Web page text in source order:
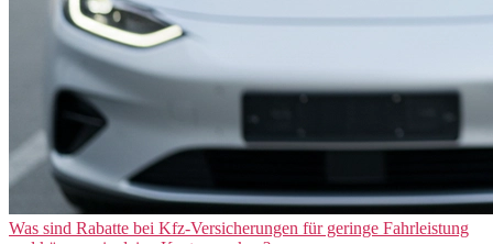
Was sind Rabatte bei Kfz-Versicherungen für geringe Fahrleistung